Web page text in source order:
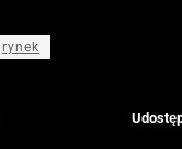
rynek